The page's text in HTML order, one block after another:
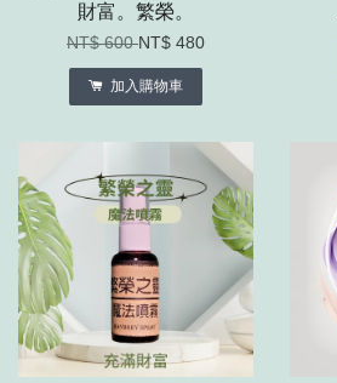
財富。繁榮。
NT$ 600NT$ 480
加入購物車